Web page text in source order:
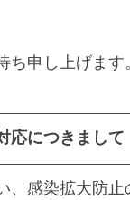
申し上げます
応につきまして
、感染拡大防